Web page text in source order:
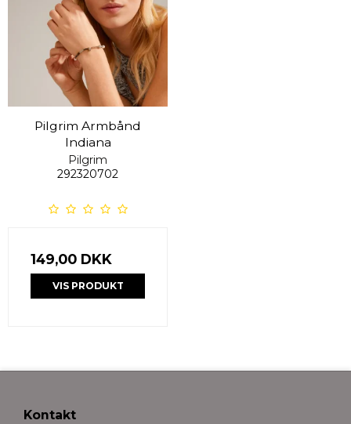
Pilgrim Armbånd
Indiana
Pilgrim
292320702
149,00 DKK
VIS PRODUKT
Kontakt